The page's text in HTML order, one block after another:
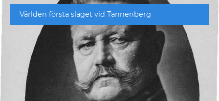
Världen första slaget vid Tannenberg